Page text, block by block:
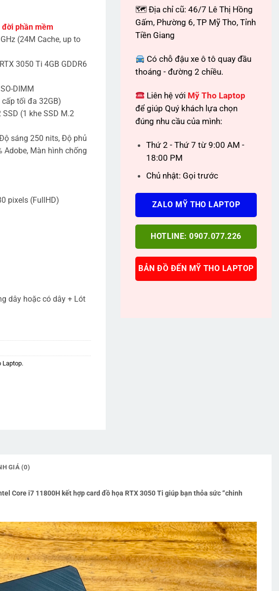
phần mềm
(24M Cache, up to
3050 Ti 4GB GDDR6
DIMM
cấp tối đa 32GB)
(1 khe SSD M.2
sáng 250 nits, Độ phủ
Adobe, Màn hình chống
pixels (FullHD)
dây hoặc có dây + Lót
Laptop.
🗺 Địa chỉ cũ: 46/7 Lê Thị Hồng
Gấm, Phường 6, TP Mỹ Tho, Tỉnh
Tiền Giang
Có chỗ đậu xe ô tô quay đầu
thoáng - đường 2 chiều.
Liên hệ với Mỹ Tho Laptop
để giúp Quý khách lựa chọn
đúng nhu cầu của mình:
Thứ 2 - Thứ 7 từ 9:00 AM -
18:00 PM
Chủ nhật: Gọi trước
ZALO MỸ THO LAPTOP
HOTLINE: 0907.077.226
BẢN ĐỒ ĐẾN MỸ THO LAPTOP
GIÁ (0)
Core i7 11800H kết hợp card đồ họa RTX 3050 Ti giúp bạn thỏa sức “chinh